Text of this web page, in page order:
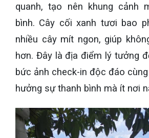
quanh, tạo nên khung cảnh
bình. Cây cối xanh tươi bao
nhiều cây mít ngon, giúp
hơn. Đây là địa điểm lý tưởng
bức ảnh check-in độc đáo
hưởng sự thanh bình mà ít nơi